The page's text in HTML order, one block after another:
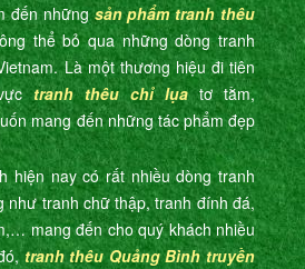
đến nhữngsản phẩmtranh thêu
thể bỏ qua những dòng tranh
Là một thương hiệu đi tiên
tranh thêu chỉ lụatơ tằm,
mang đến những tác phẩm đẹp
hiện nay có rất nhiều dòng tranh
như tranh chữ thập, tranh đính đá,
mang đến cho quý khách nhiều
tranh thêu Quảng Bình truyền